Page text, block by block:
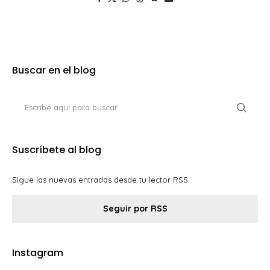
Buscar en el blog
Suscríbete al blog
Sigue las nuevas entradas desde tu lector RSS.
Seguir por RSS
Instagram